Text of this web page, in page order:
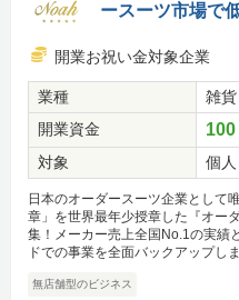
ースーツ市場で
開業お祝い金対象企業
業種
雑
開業資金
100
対象 個
日本のオーダースーツ企業として
章」を世界最年少授章した『オー
集！メーカー売上全国No.1の実績
ドでの事業を全面バックアップしま
無店舗型のビジネス